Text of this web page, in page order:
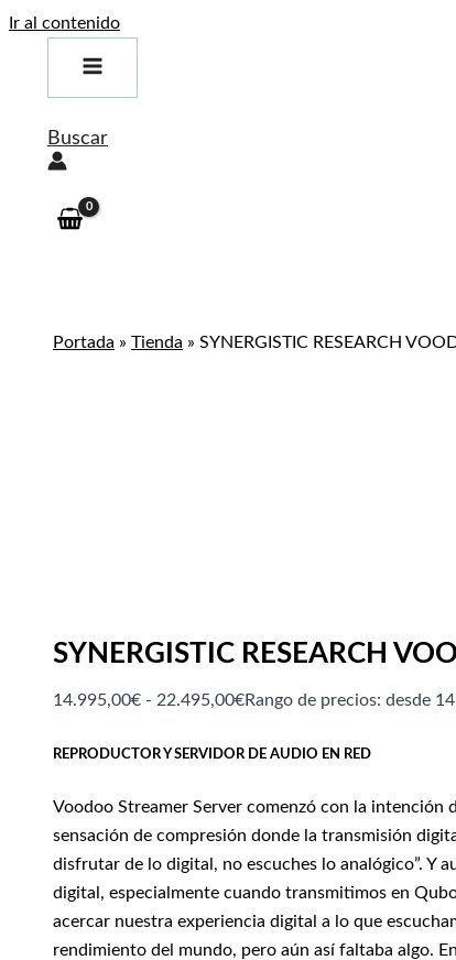
Ir al contenido
Buscar
Portada » Tienda » SYNERGISTIC RESEARCH
SYNERGISTIC RESEARCH
14.995,00€ - 22.495,00€Rango de precios: desde
REPRODUCTOR Y SERVIDOR DE AUDIO EN RED
Voodoo Streamer Server comenzó con la intención
sensación de compresión donde la transmisión
disfrutar de lo digital, no escuches lo analógico”. Y
digital, especialmente cuando transmitimos en
acercar nuestra experiencia digital a lo que
rendimiento del mundo, pero aún así faltaba algo.